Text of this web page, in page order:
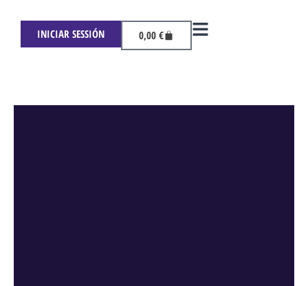
INICIAR SESSIÓN 0,00 €